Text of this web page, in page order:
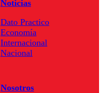
Noticias
Dato Practico
Economía
Internacional
Nacional
Nosotros